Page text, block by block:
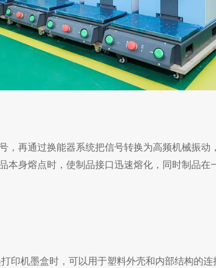
，再通过换能器系统把信号转换为高频机械振动
本身熔点时，使制品接口迅速熔化，同时制品在
印机墨盒时，可以用于塑料外壳和内部结构的